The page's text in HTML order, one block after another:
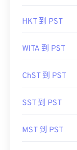
HKT 到 PST
WITA 到 PST
ChST 到 PST
SST 到 PST
MST 到 PST